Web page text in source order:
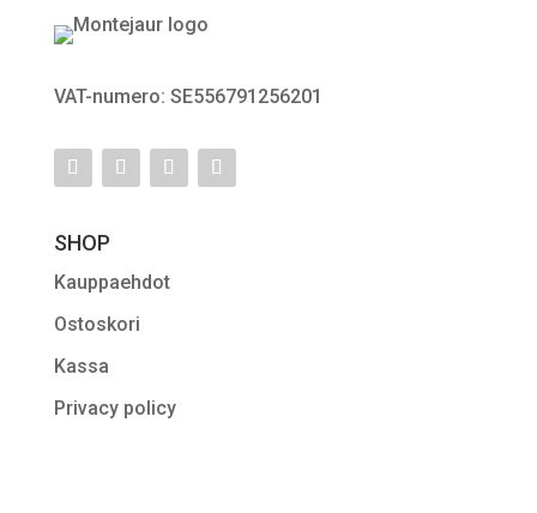
VAT-numero: SE556791256201
SHOP
Kauppaehdot
Ostoskori
Kassa
Privacy policy